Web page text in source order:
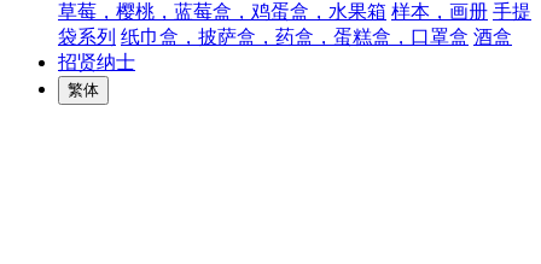
草莓，樱桃，蓝莓盒，鸡蛋盒，水果箱 样本，画册 手提
袋系列 纸巾盒，披萨盒，药盒，蛋糕盒，口罩盒 酒盒
招贤纳士
繁体